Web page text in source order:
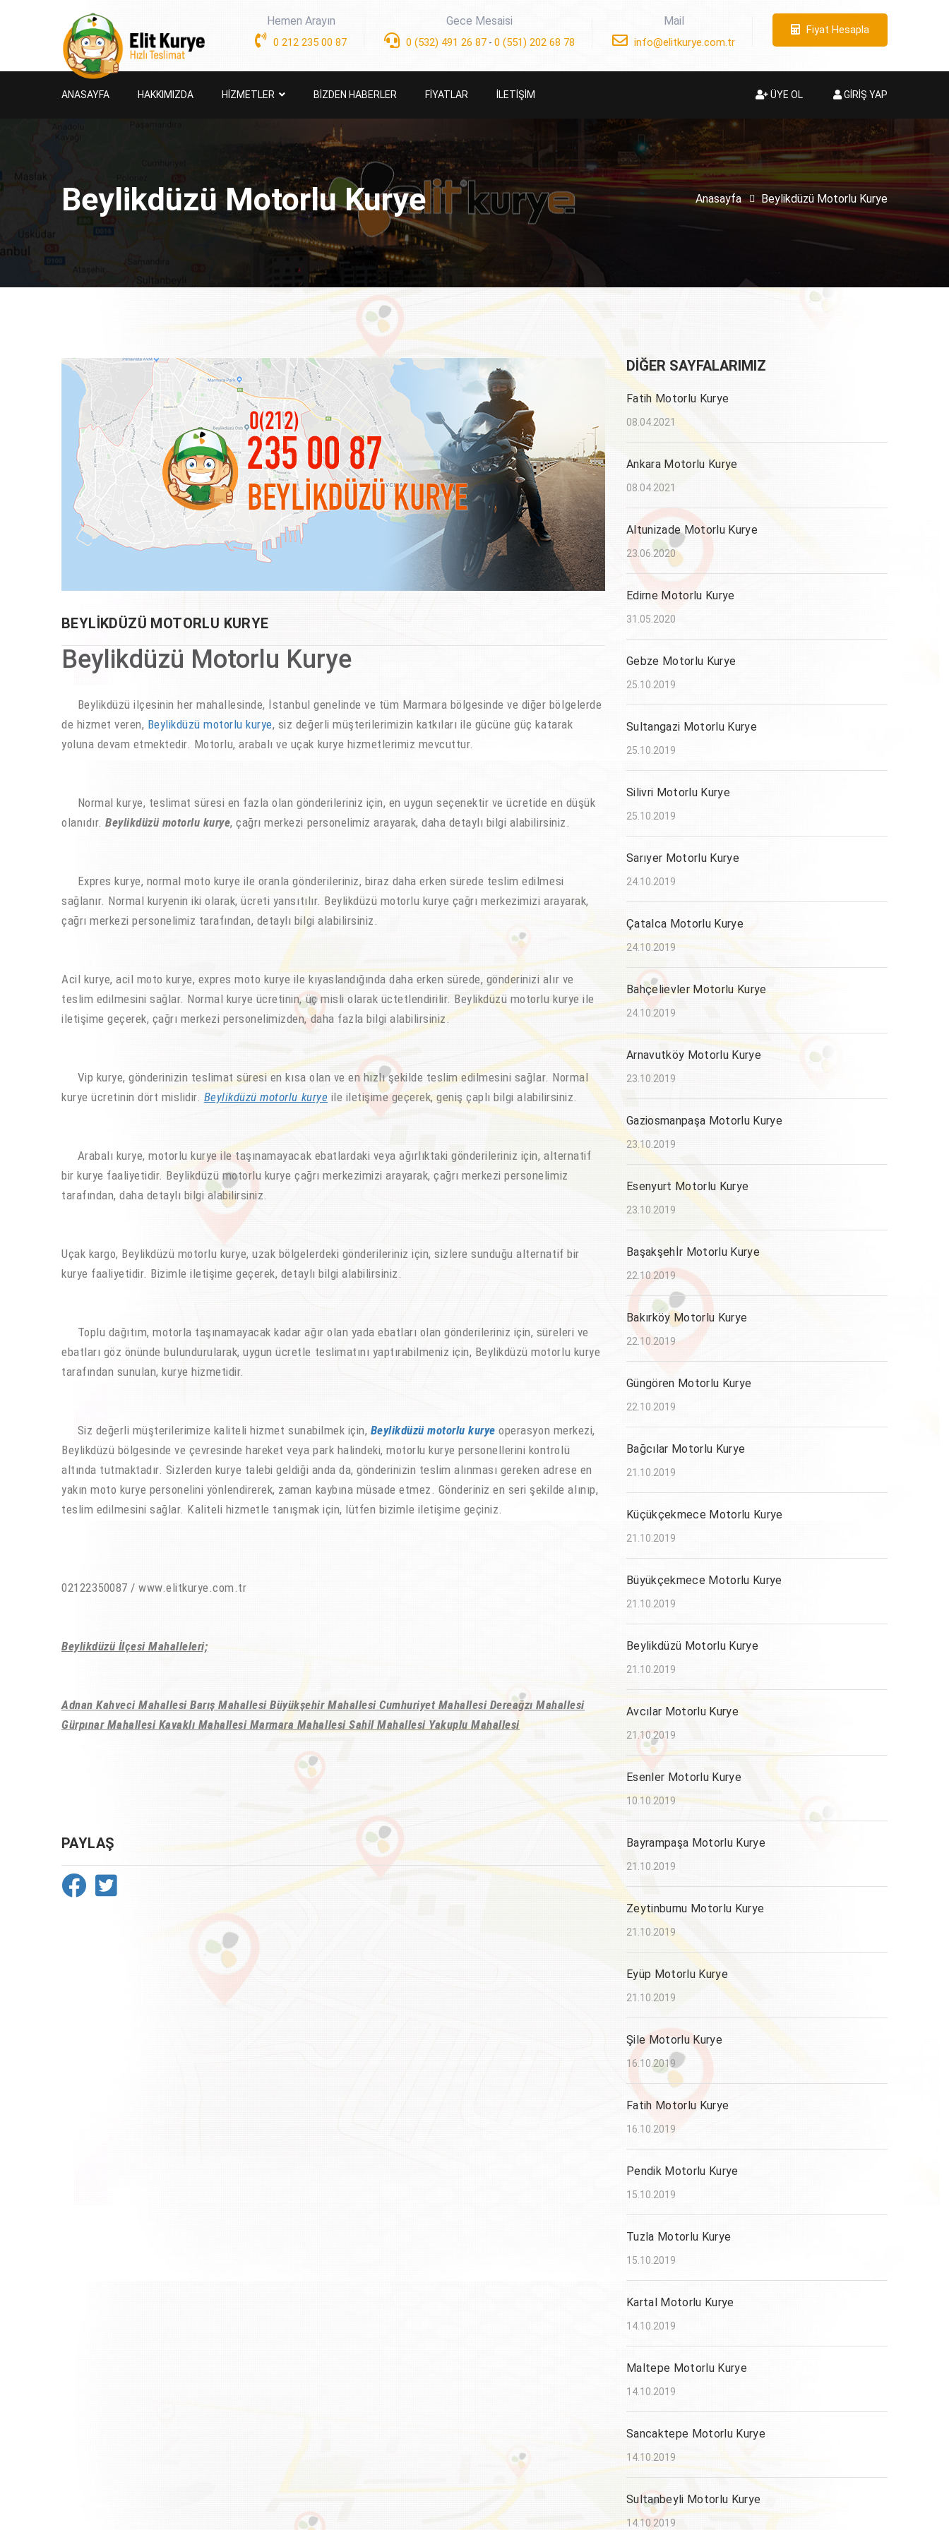
Hemen Arayın
0 212 235 00 87
Gece Mesaisi
0 (532) 491 26 87 - 0 (551) 202 68 78
Mail
info@elitkurye.com.tr
Fiyat Hesapla
ANASAYFA HAKKIMIZDA HİZMETLER BİZDEN HABERLER FİYATLAR İLETİŞİM ÜYE OL GİRİŞ YAP
Beylikdüzü Motorlu Kurye Anasayfa Beylikdüzü Motorlu Kurye
BEYLIKDÜZÜ MOTORLU KURYE
Beylikdüzü Motorlu Kurye
Beylikdüzü ilçesinin her mahallesinde, İstanbul genelinde ve tüm Marmara bölgesinde ve diğer bölgelerde
de hizmet veren, Beylikdüzü motorlu kurye, siz değerli müşterilerimizin katkıları ile gücüne güç katarak
yoluna devam etmektedir. Motorlu, arabalı ve uçak kurye hizmetlerimiz mevcuttur.
Normal kurye, teslimat süresi en fazla olan gönderileriniz için, en uygun seçenektir ve ücretide en düşük
olanıdır.Beylikdüzü motorlu kurye, çağrı merkezi personelimiz arayarak, daha detaylı bilgi alabilirsiniz.
Expres kurye, normal moto kurye ile oranla gönderileriniz, biraz daha erken sürede teslim edilmesi
sağlanır. Normal kuryenin iki olarak, ücreti yansıtılır. Beylikdüzü motorlu kurye çağrı merkezimizi arayarak,
çağrı merkezi personelimiz tarafından, detaylı bilgi alabilirsiniz.
Acil kurye, acil moto kurye, expres moto kurye ile kıyaslandığında daha erken sürede, gönderinizi alır ve
teslim edilmesini sağlar. Normal kurye ücretinin, üç misli olarak üctetlendirilir. Beylikdüzü motorlu kurye ile
iletişime geçerek, çağrı merkezi personelimizden, daha fazla bilgi alabilirsiniz.
Vip kurye, gönderinizin teslimat süresi en kısa olan ve en hızlı şekilde teslim edilmesini sağlar. Normal
kurye ücretinin dört mislidir. Beylikdüzü motorlu kurye ile iletişime geçerek, geniş çaplı bilgi alabilirsiniz.
Arabalı kurye, motorlu kurye ile taşınamayacak ebatlardaki veya ağırlıktaki gönderileriniz için, alternatif
bir kurye faaliyetidir. Beylikdüzü motorlu kurye çağrı merkezimizi arayarak, çağrı merkezi personelimiz
tarafından, daha detaylı bilgi alabilirsiniz.
Uçak kargo, Beylikdüzü motorlu kurye, uzak bölgelerdeki gönderileriniz için, sizlere sunduğu alternatif bir
kurye faaliyetidir. Bizimle iletişime geçerek, detaylı bilgi alabilirsiniz.
Toplu dağıtım, motorla taşınamayacak kadar ağır olan yada ebatları olan gönderileriniz için, süreleri ve
ebatları göz önünde bulundurularak, uygun ücretle teslimatını yaptırabilmeniz için, Beylikdüzü motorlu kurye
tarafından sunulan, kurye hizmetidir.
Siz değerli müşterilerimize kaliteli hizmet sunabilmek için, Beylikdüzü motorlu kurye operasyon merkezi,
Beylikdüzü bölgesinde ve çevresinde hareket veya park halindeki, motorlu kurye personellerini kontrolü
altında tutmaktadır. Sizlerden kurye talebi geldiği anda da, gönderinizin teslim alınması gereken adrese en
yakın moto kurye personelini yönlendirerek, zaman kaybına müsade etmez. Gönderiniz en seri şekilde alınıp,
teslim edilmesini sağlar. Kaliteli hizmetle tanışmak için, lütfen bizimle iletişime geçiniz.
02122350087 / www.elitkurye.com.tr
Beylikdüzü İlçesi Mahalleleri;
Adnan Kahveci Mahallesi Barış Mahallesi Büyükşehir Mahallesi Cumhuriyet Mahallesi Dereağzı Mahallesi
Gürpınar Mahallesi Kavaklı Mahallesi Marmara Mahallesi Sahil Mahallesi Yakuplu Mahallesi
PAYLAŞ
DIĞER SAYFALARIMIZ
Fatih Motorlu Kurye
08.04.2021
Ankara Motorlu Kurye
08.04.2021
Altunizade Motorlu Kurye
23.06.2020
Edirne Motorlu Kurye
31.05.2020
Gebze Motorlu Kurye
25.10.2019
Sultangazi Motorlu Kurye
25.10.2019
Silivri Motorlu Kurye
25.10.2019
Sarıyer Motorlu Kurye
24.10.2019
Çatalca Motorlu Kurye
24.10.2019
Bahçelievler Motorlu Kurye
24.10.2019
Arnavutköy Motorlu Kurye
23.10.2019
Gaziosmanpaşa Motorlu Kurye
23.10.2019
Esenyurt Motorlu Kurye
23.10.2019
Başakşehİr Motorlu Kurye
22.10.2019
Bakırköy Motorlu Kurye
22.10.2019
Güngören Motorlu Kurye
22.10.2019
Bağcılar Motorlu Kurye
21.10.2019
Küçükçekmece Motorlu Kurye
21.10.2019
Büyükçekmece Motorlu Kurye
21.10.2019
Beylikdüzü Motorlu Kurye
21.10.2019
Avcılar Motorlu Kurye
21.10.2019
Esenler Motorlu Kurye
10.10.2019
Bayrampaşa Motorlu Kurye
21.10.2019
Zeytinburnu Motorlu Kurye
21.10.2019
Eyüp Motorlu Kurye
21.10.2019
Şile Motorlu Kurye
16.10.2019
Fatih Motorlu Kurye
16.10.2019
Pendik Motorlu Kurye
15.10.2019
Tuzla Motorlu Kurye
15.10.2019
Kartal Motorlu Kurye
14.10.2019
Maltepe Motorlu Kurye
14.10.2019
Sancaktepe Motorlu Kurye
14.10.2019
Sultanbeyli Motorlu Kurye
14.10.2019